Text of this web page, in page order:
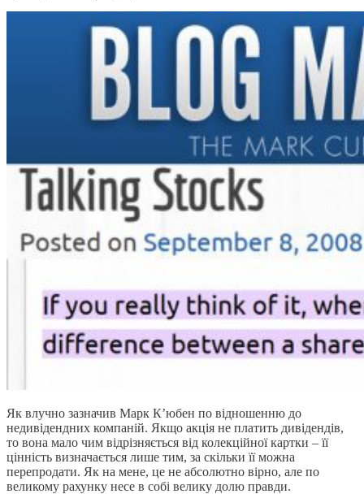
Як влучно зазначив Марк К’юбен по відношенню до
недивідендних компаній. Якщо акція не платить дивідендів,
то вона мало чим відрізняється від колекційної картки – її
цінність визначається лише тим, за скільки її можна
перепродати. Як на мене, це не абсолютно вірно, але по
великому рахунку несе в собі велику долю правди.